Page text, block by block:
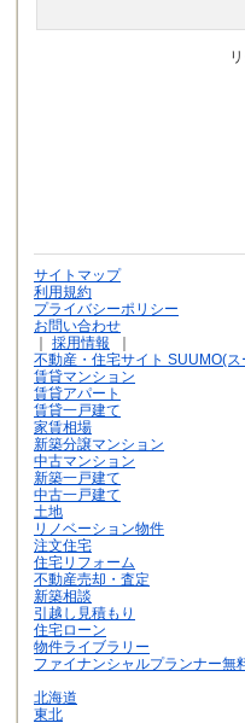
サイトマップ
利用規約
プライバシーポリシー
お問い合わせ
採用情報
不動産・住宅サイト SUUMO(ス
賃貸マンション
賃貸アパート
賃貸一戸建て
家賃相場
新築分譲マンション
中古マンション
新築一戸建て
中古一戸建て
土地
リノベーション物件
注文住宅
住宅リフォーム
不動産売却・査定
新築相談
引越し見積もり
住宅ローン
物件ライブラリー
ファイナンシャルプランナー無
北海道
東北